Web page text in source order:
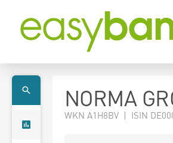
NORMA
WKN A1H8BV | ISIN